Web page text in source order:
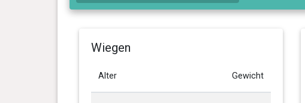
Wiegen
Alter Gewicht